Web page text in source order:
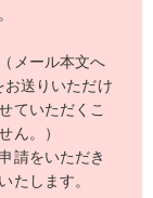
メール本文へ
送りいただけ
ていただくこ
ん。）
請をいただき
たします。